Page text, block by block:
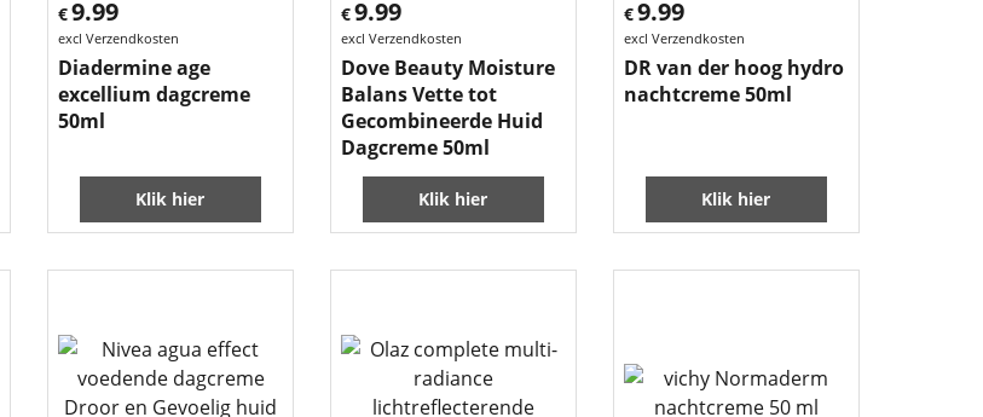
€9.99
excl Verzendkosten
Diadermine age
excellium dagcreme
50ml
Klik hier
€9.99
excl Verzendkosten
Dove Beauty Moisture
Balans Vette tot
Gecombineerde Huid
Dagcreme 50ml
Klik hier
€9.99
excl Verzendkosten
DR van der hoog hydro
nachtcreme 50ml
Klik hier